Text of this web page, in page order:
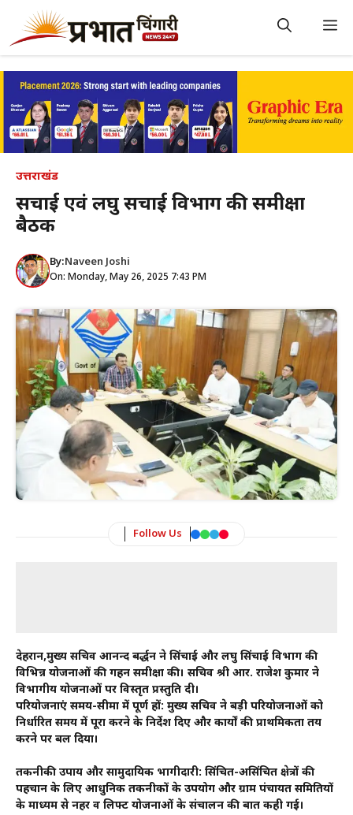
content
उत्तराखंड
सिंचाई एवं लघु सिंचाई विभाग की समीक्षा
बैठक
By:Naveen Joshi
On: Monday, May 26, 2025 7:43 PM
Follow Us
देहरादून,मुख्य सचिव आनन्द बर्द्धन ने सिंचाई और लघु सिंचाई विभाग की
विभिन्न योजनाओं की गहन समीक्षा की। सचिव श्री आर. राजेश कुमार ने
विभागीय योजनाओं पर विस्तृत प्रस्तुति दी।
परियोजनाएं समय-सीमा में पूर्ण हों: मुख्य सचिव ने बड़ी परियोजनाओं को
निर्धारित समय में पूरा करने के निर्देश दिए और कार्यों की प्राथमिकता तय
करने पर बल दिया।
तकनीकी उपाय और सामुदायिक भागीदारी: सिंचित-असिंचित क्षेत्रों की
पहचान के लिए आधुनिक तकनीकों के उपयोग और ग्राम पंचायत समितियों
के माध्यम से नहर व लिफ्ट योजनाओं के संचालन की बात कही गई।